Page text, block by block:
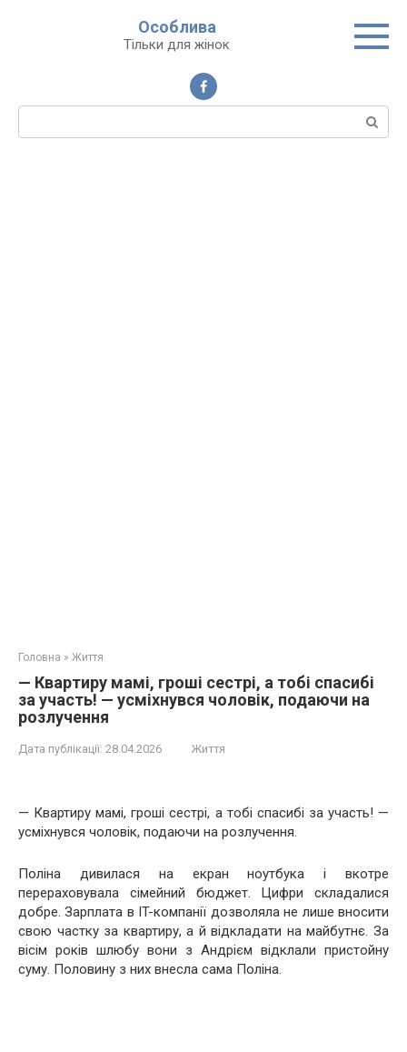
Особлива
Тільки для жінок
Пошук:
Головна » Життя
— Квартиру мамі, гроші сестрі, а тобі спасибі
за участь! — усміхнувся чоловік, подаючи на
розлучення
Дата публікації: 28.04.2026 Життя
— Квартиру мамі, гроші сестрі, а тобі спасибі за участь! —
усміхнувся чоловік, подаючи на розлучення.
Поліна дивилася на екран ноутбука і вкотре
перераховувала сімейний бюджет. Цифри складалися
добре. Зарплата в IT-компанії дозволяла не лише вносити
свою частку за квартиру, а й відкладати на майбутнє. За
вісім років шлюбу вони з Андрієм відклали пристойну
суму. Половину з них внесла сама Поліна.